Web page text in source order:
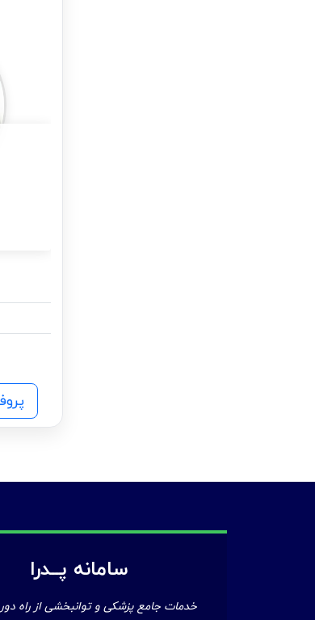
سامانه پــدرا
خدمات جامع پزشکی و توانبخشی از راه دور